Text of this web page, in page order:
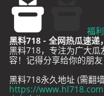
福
黑料718 - 全网热瓜速递
黑料718，专注为广大瓜
容！记得分享给你的朋友
黑料718永久地址 (需翻
https://www.hl718.com